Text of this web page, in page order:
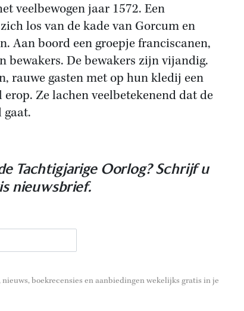
veelbewogen jaar 1572. Een
los van de kade van Gorcum en
Aan boord een groepje franciscanen,
bewakers. De bewakers zijn vijandig.
rauwe gasten met op hun kledij een
Ze lachen veelbetekenend dat de
Tachtigjarige Oorlog? Schrijf u
nieuwsbrief.
boekrecensies en aanbiedingen wekelijks gratis in je